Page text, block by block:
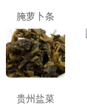
腌萝卜条
贵州盐菜